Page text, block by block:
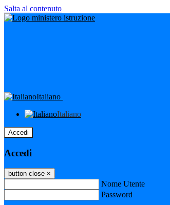
Salta al contenuto
Italiano
Italiano
Accedi
Accedi
button close ×
Nome Utente
Password